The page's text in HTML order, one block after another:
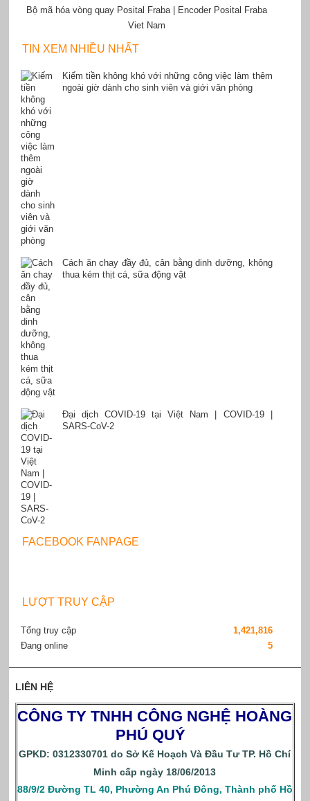
Bộ mã hóa vòng quay Posital Fraba | Encoder Posital Fraba
Viet Nam
TIN XEM NHIỀU NHẤT
Kiếm tiền không khó với những công việc làm thêm
ngoài giờ dành cho sinh viên và giới văn phòng
Cách ăn chay đầy đủ, cân bằng dinh dưỡng, không
thua kém thịt cá, sữa động vật
Đại dịch COVID-19 tại Việt Nam | COVID-19 |
SARS-CoV-2
FACEBOOK FANPAGE
LƯỢT TRUY CẬP
Tổng truy cập
1,421,816
Đang online
5
LIÊN HỆ
CÔNG TY TNHH CÔNG NGHỆ HOÀNG
PHÚ QUÝ
GPKD: 0312330701 do Sở Kế Hoạch Và Đầu Tư TP. Hồ Chí
Minh cấp ngày 18/06/2013
88/9/2 Đường TL 40, Phường An Phú Đông, Thành phố Hồ